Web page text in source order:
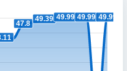
47.8
49.39 49.99 49.99 49.99